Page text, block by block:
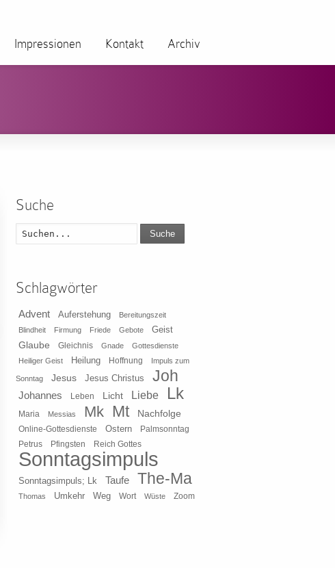
Impressionen Kontakt Archiv
Suche
Suche
Schlagwörter
Advent Auferstehung
Bereitungszeit
Blindheit
Firmung Friede Gebote Geist
Glaube Gleichnis Gnade
Gottesdienste
Heiliger Geist
Heilung Hoffnung Impuls zum
Sonntag Jesus Jesus Christus Joh
Johannes Leben Licht Liebe Lk
Maria Messias Mk Mt Nachfolge
Online-Gottesdienste Ostern
Palmsonntag
Petrus
Pfingsten Reich Gottes
Sonntagsimpuls
Sonntagsimpuls; Lk Taufe The-Ma
Thomas Umkehr Weg Wort Wüste Zoom